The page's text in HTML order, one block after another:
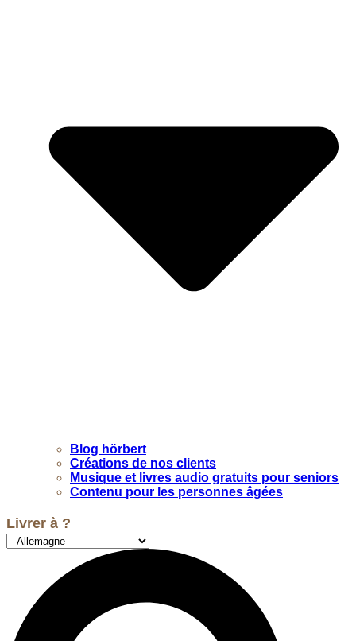
Blog hörbert
Créations de nos clients
Musique et livres audio gratuits pour seniors
Contenu pour les personnes âgées
Livrer à ?